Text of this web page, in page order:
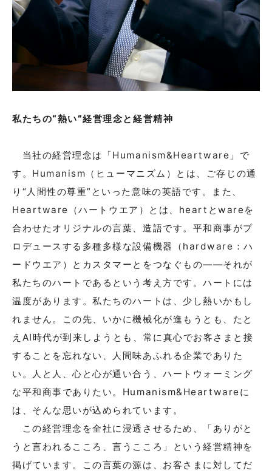
私たちの“熱い”経営理念と経営精神
当社の経営理念は「Humanism&Heartware」で
す。Humanism（ヒューマニズム）とは、ご存じの通
り“人間性の尊重”といった意味の英語です。また、
Heartware（ハートウエア）とは、heartとwareを
合わせたオリジナルの言葉、造語です。平和商事がプ
ロデュースする多種多様な設備機器（hardware：ハ
ードウエア）とカスタマーとをつなぐもの――それが
私たちのハートであるという考え方です。ハートには
温度があります。私たちのハートは、少し熱いかもし
れません。この先、いかに機械化が進もうとも、たと
えAI時代が到来しようとも、常に真心でお客さまと接
することを忘れない、人間味あふれる企業でありた
い。人と人、心と心が通い合う、ハートウォーミング
な平和商事でありたい。Humanism&Heartwareに
は、そんな思いが込められています。
この経営理念を全社に浸透させるため、「ありがと
うと言われるこころ、言うこころ」という経営精神を
掲げています。この言葉の源は、お客さまに対してだ